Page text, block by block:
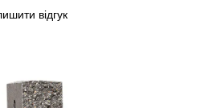
відгук